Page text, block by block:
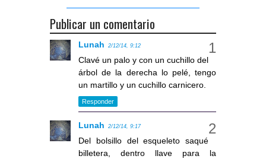
Publicar un comentario
Lunah 2/12/14, 9:12
Clavé un palo y con un cuchillo del
árbol de la derecha lo pelé, tengo
un martillo y un cuchillo carnicero.
Responder
Lunah 2/12/14, 9:17
Del bolsillo del esqueleto saqué
billetera, dentro llave para la